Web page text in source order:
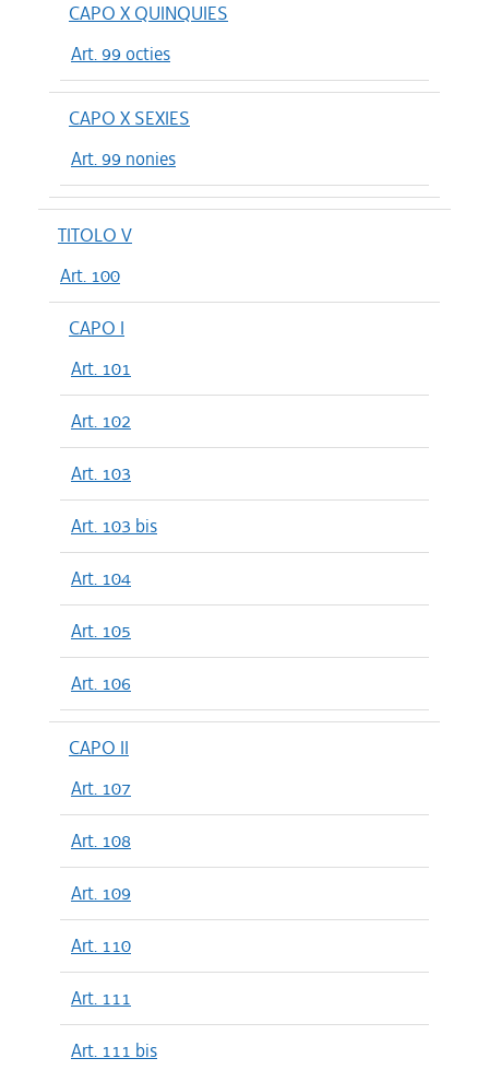
CAPO X QUINQUIES
Art. 99 octies
CAPO X SEXIES
Art. 99 nonies
TITOLO V
Art. 100
CAPO I
Art. 101
Art. 102
Art. 103
Art. 103 bis
Art. 104
Art. 105
Art. 106
CAPO II
Art. 107
Art. 108
Art. 109
Art. 110
Art. 111
Art. 111 bis